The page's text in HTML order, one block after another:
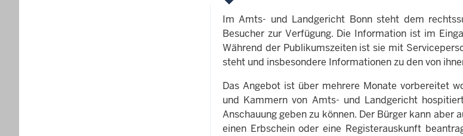
Im Amts- und Landgericht Bonn steht dem
Besucher zur Verfügung. Die Information ist im
Während der Publikumszeiten ist sie mit
steht und insbesondere Informationen zu den von
Das Angebot ist über mehrere Monate vorbereitet
und Kammern von Amts- und Landgericht
Anschauung geben zu können. Der Bürger kann
einen Erbschein oder eine Registerauskunft